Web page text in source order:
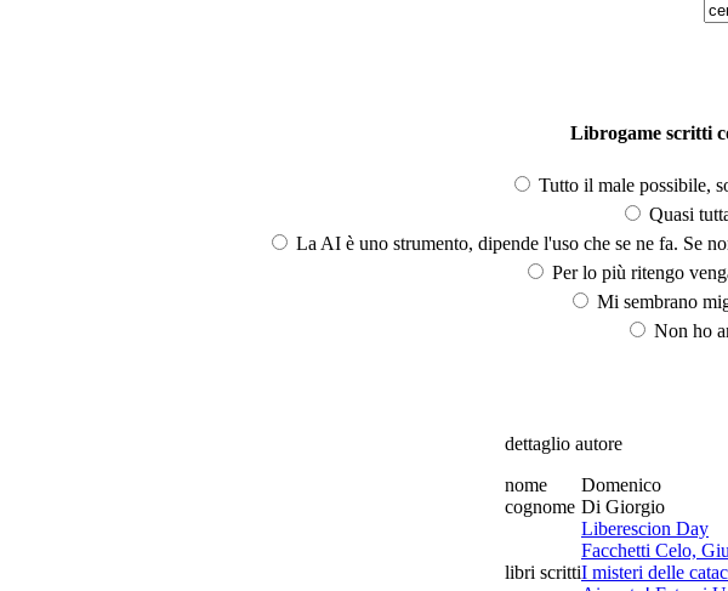
Librogame scritti
Tutto il male possibile,
Quasi
La AI è uno strumento, dipende l'uso che se ne fa. Se
Per lo più ritengo
Mi sembrano
Non ho
dettaglio autore
nome
Domenico
cognome Di Giorgio
libri scritti
Liberescion Day
Facchetti Celo,
I misteri delle